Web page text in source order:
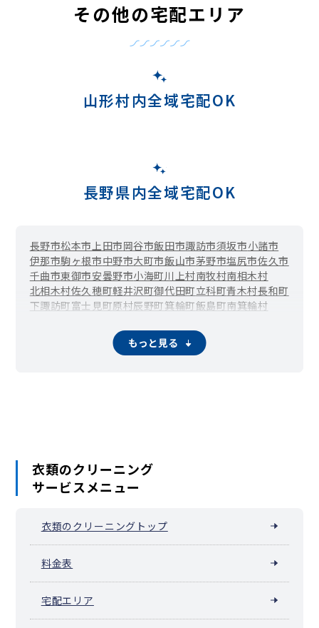
その他の宅配エリア
山形村内全域宅配OK
長野県内全域宅配OK
長野市松本市 上田市岡谷市飯田市諏訪市須坂市小諸市
伊那市駒ヶ根市中野市大町市飯山市茅野市塩尻市佐久市
千曲市東御市安曇野市小海町川上村南牧村南相木村
北相木村佐久穂町軽井沢町御代田町立科町青木村長和町
下諏訪町富士見町原村辰野町箕輪町飯島町南箕輪村
天龍村泰阜村喬木村豊丘村
王滝村大桑村木曽町 麻績村
もっと見る
衣類のクリーニング
サービスメニュー
衣類のクリーニングトップ
料金表
宅配エリア